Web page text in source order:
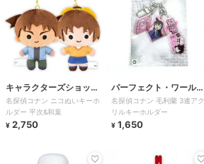
キャラクターズショッ
プ ラフラフ
名探偵コナン ニコぬいキーホ
ルダー 平次&和葉
¥ 2,750
パーフェクト・ワール
ド・トーキョー
名探偵コナン 毛利蘭 3連アク
リルキーホルダー
¥ 1,650